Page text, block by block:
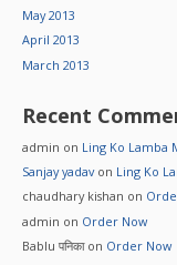
May 2013
April 2013
March 2013
Recent
admin on Ling Ko Lamba
Sanjay yadavon Ling Ko
chaudhary kishan on
admin on Order Now
Bablu पनिकाon Order Now